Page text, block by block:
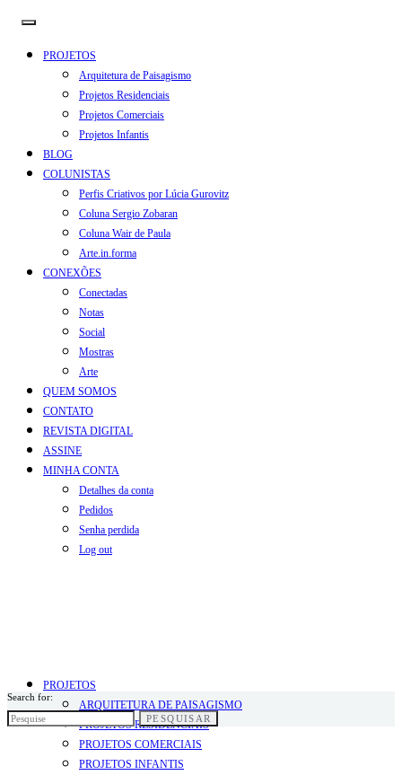
PROJETOS
Arquitetura de Paisagismo
Projetos Residenciais
Projetos Comerciais
Projetos Infantis
BLOG
COLUNISTAS
Perfis Criativos por Lúcia Gurovitz
Coluna Sergio Zobaran
Coluna Wair de Paula
Arte.in.forma
CONEXÕES
Conectadas
Notas
Social
Mostras
Arte
QUEM SOMOS
CONTATO
REVISTA DIGITAL
ASSINE
MINHA CONTA
Detalhes da conta
Pedidos
Senha perdida
Log out
PROJETOS
ARQUITETURA DE PAISAGISMO
PROJETOS RESIDENCIAIS
PROJETOS COMERCIAIS
PROJETOS INFANTIS
Search for:
PESQUISAR